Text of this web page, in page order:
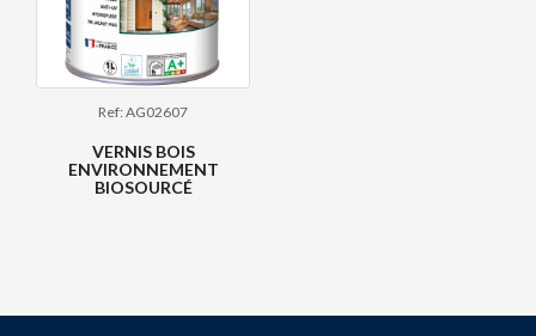
Ref: AG02607
VERNIS BOIS
ENVIRONNEMENT
BIOSOURCÉ